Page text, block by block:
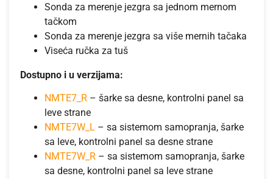
Sonda za merenje jezgra sa jednom mernom
tačkom
Sonda za merenje jezgra sa više mernih tačaka
Viseća ručka za tuš
Dostupno i u verzijama:
NMTE7_R – šarke sa desne, kontrolni panel sa
leve strane
NMTE7W_L – sa sistemom samopranja, šarke
sa leve, kontrolni panel sa desne strane
NMTE7W_R – sa sistemom samopranja, šarke
sa desne, kontrolni panel sa leve strane